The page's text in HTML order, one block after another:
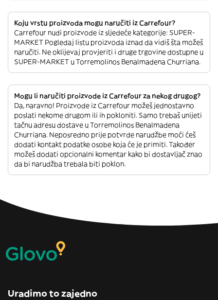
Koju vrstu proizvoda mogu naručiti iz Carrefour?
Carrefour nudi proizvode iz sljedeće kategorije: SUPER-
MARKET Pogledaj listu proizvoda iznad da vidiš šta možeš
naručiti. Ne oklijevaj provjeriti i druge trgovine dostupne u
SUPER-MARKET u Torremolinos Benalmadena Churriana.
Mogu li naručiti proizvode iz Carrefour za nekog drugog?
Da, naravno! Proizvode iz Carrefour možeš jednostavno
poslati nekome drugom ili ih pokloniti. Samo trebaš unijeti
tačnu adresu dostave u Torremolinos Benalmadena
Churriana. Neposredno prije potvrde narudžbe moći ćeš
dodati kontakt podatke osobe koja će je primiti. Također
možeš dodati opcionalni komentar kako bi dostavljač znao
da bi narudžba trebala biti poklon.
Uradimo to zajedno